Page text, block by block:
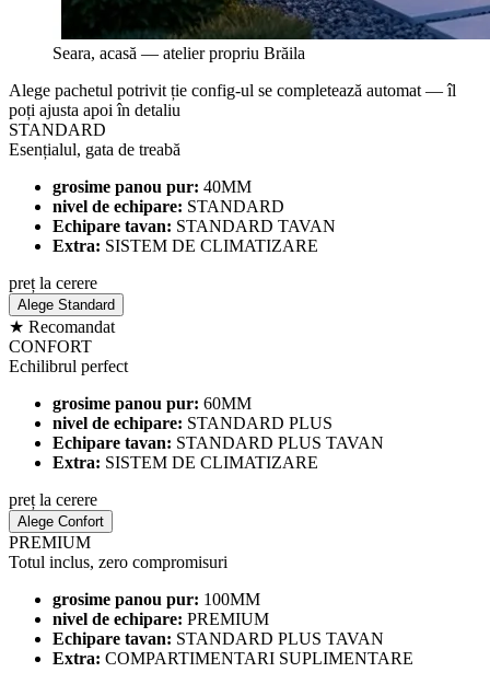
Seara, acasă — atelier propriu Brăila
Alege pachetul potrivit ție config-ul se completează automat — îl
poți ajusta apoi în detaliu
STANDARD
Esențialul, gata de treabă
grosime panou pur: 40MM
nivel de echipare: STANDARD
Echipare tavan: STANDARD TAVAN
Extra: SISTEM DE CLIMATIZARE
preț la cerere
Alege Standard
★ Recomandat
CONFORT
Echilibrul perfect
grosime panou pur: 60MM
nivel de echipare: STANDARD PLUS
Echipare tavan: STANDARD PLUS TAVAN
Extra: SISTEM DE CLIMATIZARE
preț la cerere
Alege Confort
PREMIUM
Totul inclus, zero compromisuri
grosime panou pur: 100MM
nivel de echipare: PREMIUM
Echipare tavan: STANDARD PLUS TAVAN
Extra: COMPARTIMENTARI SUPLIMENTARE